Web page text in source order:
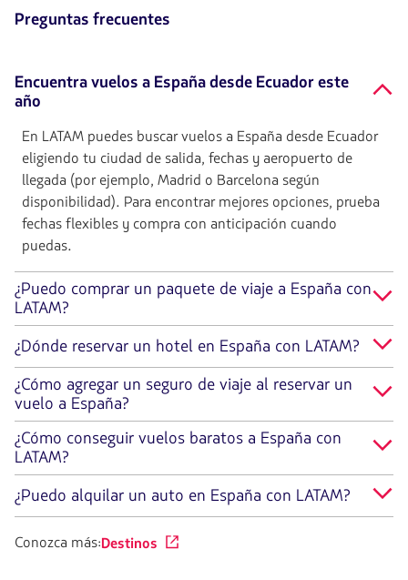
Preguntas frecuentes
Encuentra vuelos a España desde Ecuador este
año
En LATAM puedes buscar vuelos a España desde Ecuador
eligiendo tu ciudad de salida, fechas y aeropuerto de
llegada (por ejemplo, Madrid o Barcelona según
disponibilidad). Para encontrar mejores opciones, prueba
fechas flexibles y compra con anticipación cuando
puedas.
¿Puedo comprar un paquete de viaje a España con
LATAM?
¿Dónde reservar un hotel en España con LATAM?
¿Cómo agregar un seguro de viaje al reservar un
vuelo a España?
¿Cómo conseguir vuelos baratos a España con
LATAM?
¿Puedo alquilar un auto en España con LATAM?
Conozca más:Destinos